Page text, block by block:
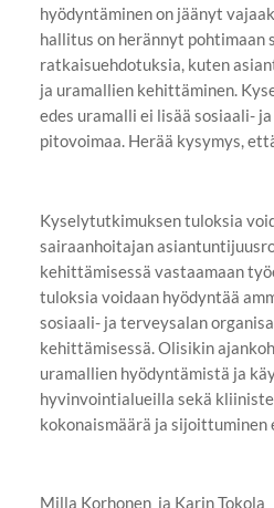
hyödyntäminen on jäänyt
hallitus on herännyt pohtimaan
ratkaisuehdotuksia, kuten
ja uramallien kehittäminen.
edes uramalli ei lisää sosiaali-
pitovoimaa. Herää kysymys,
Kyselytutkimuksen tuloksia
sairaanhoitajan
kehittämisessä vastaamaan
tuloksia voidaan hyödyntää
sosiaali- ja terveysalan
kehittämisessä. Olisikin
uramallien hyödyntämistä ja
hyvinvointialueilla sekä
kokonaismäärä ja
Milla Korhonen ja Karin Tokola